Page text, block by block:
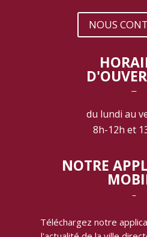
NOUS
‾
du lundi au
8h-12h et
NOTRE
‾
Téléchargez notre